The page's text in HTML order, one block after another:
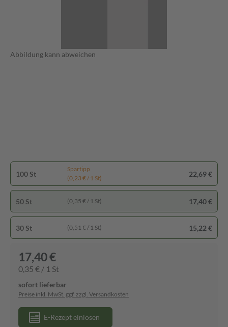
Abbildung kann abweichen
100 St
Spartipp
(0,23 € / 1 St)
22,69 €
50 St (0,35 € / 1 St) 17,40 €
30 St (0,51 € / 1 St) 15,22 €
17,40 €
0,35 € / 1 St
sofort lieferbar
Preise inkl. MwSt. ggf. zzgl. Versandkosten
E-Rezept einlösen